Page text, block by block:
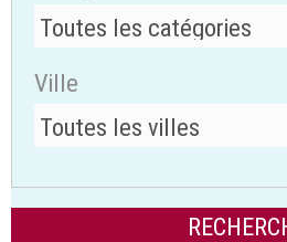
Ville